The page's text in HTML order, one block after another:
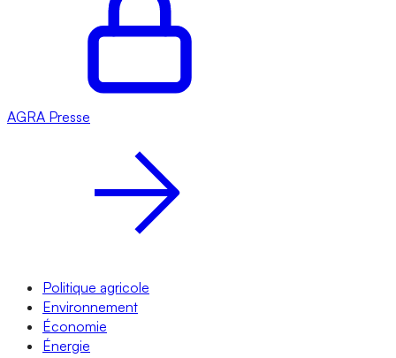
AGRA Presse
Politique agricole
Environnement
Économie
Énergie